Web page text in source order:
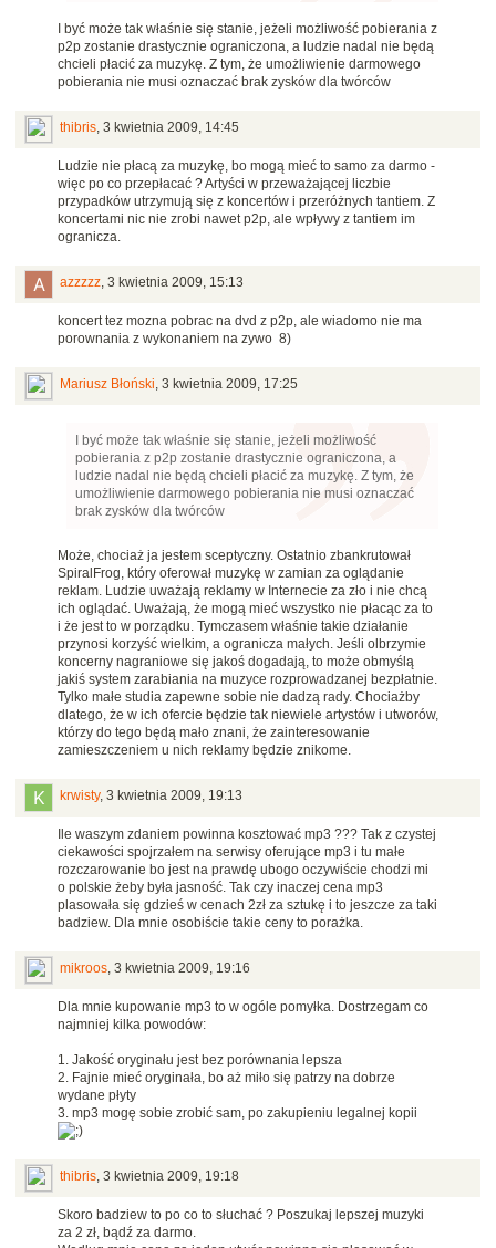
I być może tak właśnie się stanie, jeżeli możliwość pobierania z
p2p zostanie drastycznie ograniczona, a ludzie nadal nie będą
chcieli płacić za muzykę. Z tym, że umożliwienie darmowego
pobierania nie musi oznaczać brak zysków dla twórców
thibris, 3 kwietnia 2009, 14:45
Ludzie nie płacą za muzykę, bo mogą mieć to samo za darmo -
więc po co przepłacać ? Artyści w przeważającej liczbie
przypadków utrzymują się z koncertów i przeróżnych tantiem. Z
koncertami nic nie zrobi nawet p2p, ale wpływy z tantiem im
ogranicza.
azzzzz, 3 kwietnia 2009, 15:13
koncert tez mozna pobrac na dvd z p2p, ale wiadomo nie ma
porownania z wykonaniem na zywo 8)
Mariusz Błoński, 3 kwietnia 2009, 17:25
I być może tak właśnie się stanie, jeżeli możliwość
pobierania z p2p zostanie drastycznie ograniczona, a
ludzie nadal nie będą chcieli płacić za muzykę. Z tym, że
umożliwienie darmowego pobierania nie musi oznaczać
brak zysków dla twórców
Może, chociaż ja jestem sceptyczny. Ostatnio zbankrutował
SpiralFrog, który oferował muzykę w zamian za oglądanie
reklam. Ludzie uważają reklamy w Internecie za zło i nie chcą
ich oglądać. Uważają, że mogą mieć wszystko nie płacąc za to
i że jest to w porządku. Tymczasem właśnie takie działanie
przynosi korzyść wielkim, a ogranicza małych. Jeśli olbrzymie
koncerny nagraniowe się jakoś dogadają, to może obmyślą
jakiś system zarabiania na muzyce rozprowadzanej bezpłatnie.
Tylko małe studia zapewne sobie nie dadzą rady. Chociażby
dlatego, że w ich ofercie będzie tak niewiele artystów i utworów,
którzy do tego będą mało znani, że zainteresowanie
zamieszczeniem u nich reklamy będzie znikome.
krwisty, 3 kwietnia 2009, 19:13
Ile waszym zdaniem powinna kosztować mp3 ??? Tak z czystej
ciekawości spojrzałem na serwisy oferujące mp3 i tu małe
rozczarowanie bo jest na prawdę ubogo oczywiście chodzi mi
o polskie żeby była jasność. Tak czy inaczej cena mp3
plasowała się gdzieś w cenach 2zł za sztukę i to jeszcze za taki
badziew. Dla mnie osobiście takie ceny to porażka.
mikroos, 3 kwietnia 2009, 19:16
Dla mnie kupowanie mp3 to w ogóle pomyłka. Dostrzegam co
najmniej kilka powodów:
1. Jakość oryginału jest bez porównania lepsza
2. Fajnie mieć oryginała, bo aż miło się patrzy na dobrze
wydane płyty
3. mp3 mogę sobie zrobić sam, po zakupieniu legalnej kopii
thibris, 3 kwietnia 2009, 19:18
Skoro badziew to po co to słuchać ? Poszukaj lepszej muzyki
za 2 zł, bądź za darmo.